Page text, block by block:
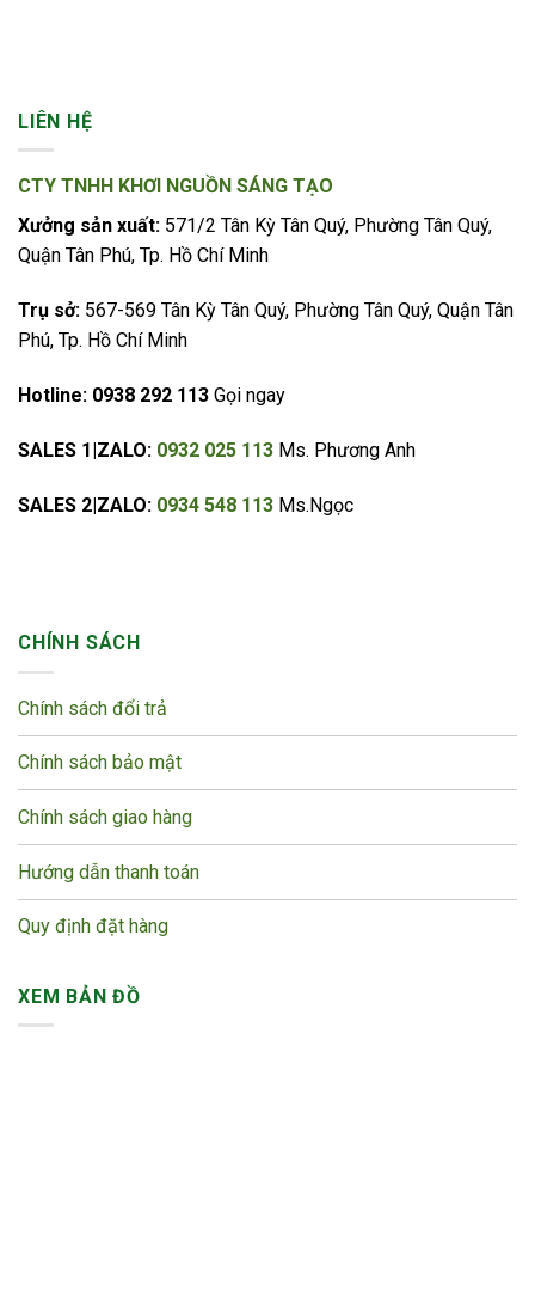
LIÊN HỆ
CTY TNHH KHƠI NGUỒN SÁNG TẠO
Xưởng sản xuất: 571/2 Tân Kỳ Tân Quý, Phường Tân Quý,
Quận Tân Phú, Tp. Hồ Chí Minh
Trụ sở: 567-569 Tân Kỳ Tân Quý, Phường Tân Quý, Quận Tân
Phú, Tp. Hồ Chí Minh
Hotline: 0938 292 113 Gọi ngay
SALES 1|ZALO: 0932 025 113 Ms. Phương Anh
SALES 2|ZALO: 0934 548 113 Ms.Ngọc
CHÍNH SÁCH
Chính sách đổi trả
Chính sách bảo mật
Chính sách giao hàng
Hướng dẫn thanh toán
Quy định đặt hàng
XEM BẢN ĐỒ